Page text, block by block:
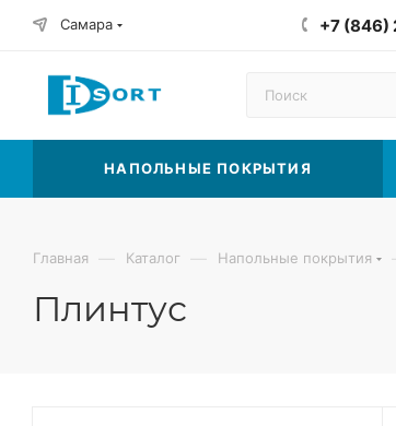
Самара +7
НАПОЛЬНЫЕ ПОКРЫТИЯ
Главная — Каталог — Напольные покрытия
Плинтус